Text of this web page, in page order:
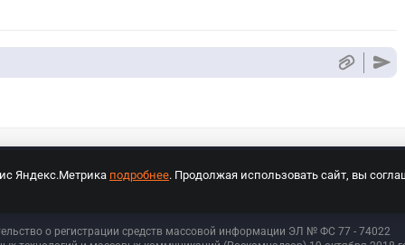
о регистрации средств массовой информации ЭЛ № ФС 77 - 74022
Яндекс.Метрика подробнее. Продолжая использовать сайт, вы